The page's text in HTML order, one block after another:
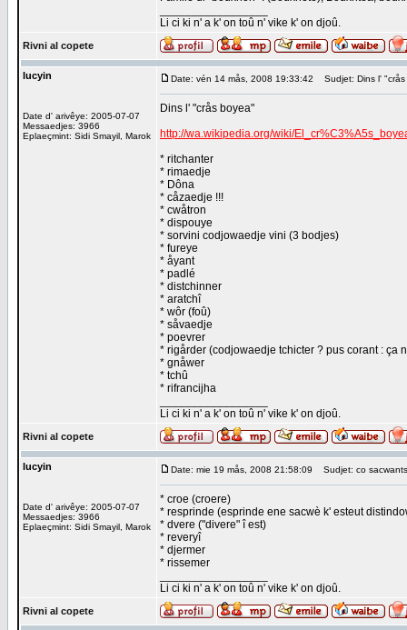
Li ci ki n' a k' on toû n' vike k' on djoû.
Rivni al copete
lucyin
Date d' arivêye: 2005-07-07
Messaedjes: 3966
Eplaeçmint: Sidi Smayil, Marok
Date: vén 14 mås, 2008 19:33:42 Sudjet: Dins l'
Dins l' "crås boyea"
http://wa.wikipedia.org/wiki/
* ritchanter
* rimaedje
* Dôna
* cåzaedje !!!
* cwåtron
* dispouye
* sorvini codjowaedje vini (3 bodjes)
* fureye
* åyant
* padlé
* distchinner
* aratchî
* wôr (foû)
* såvaedje
* poevrer
* rigårder (codjowaedje tchicter ? pus corant : ça
* gnåwer
* tchû
* rifrancijha
Li ci ki n' a k' on toû n' vike k' on djoû.
Rivni al copete
lucyin
Date d' arivêye: 2005-07-07
Messaedjes: 3966
Eplaeçmint: Sidi Smayil, Marok
Date: mie 19 mås, 2008 21:58:09 Sudjet: co sacwants
* croe (croere)
* resprinde (esprinde ene sacwè k' esteut
* dvere ("divere" î est)
* reveryî
* djermer
* rissemer
Li ci ki n' a k' on toû n' vike k' on djoû.
Rivni al copete